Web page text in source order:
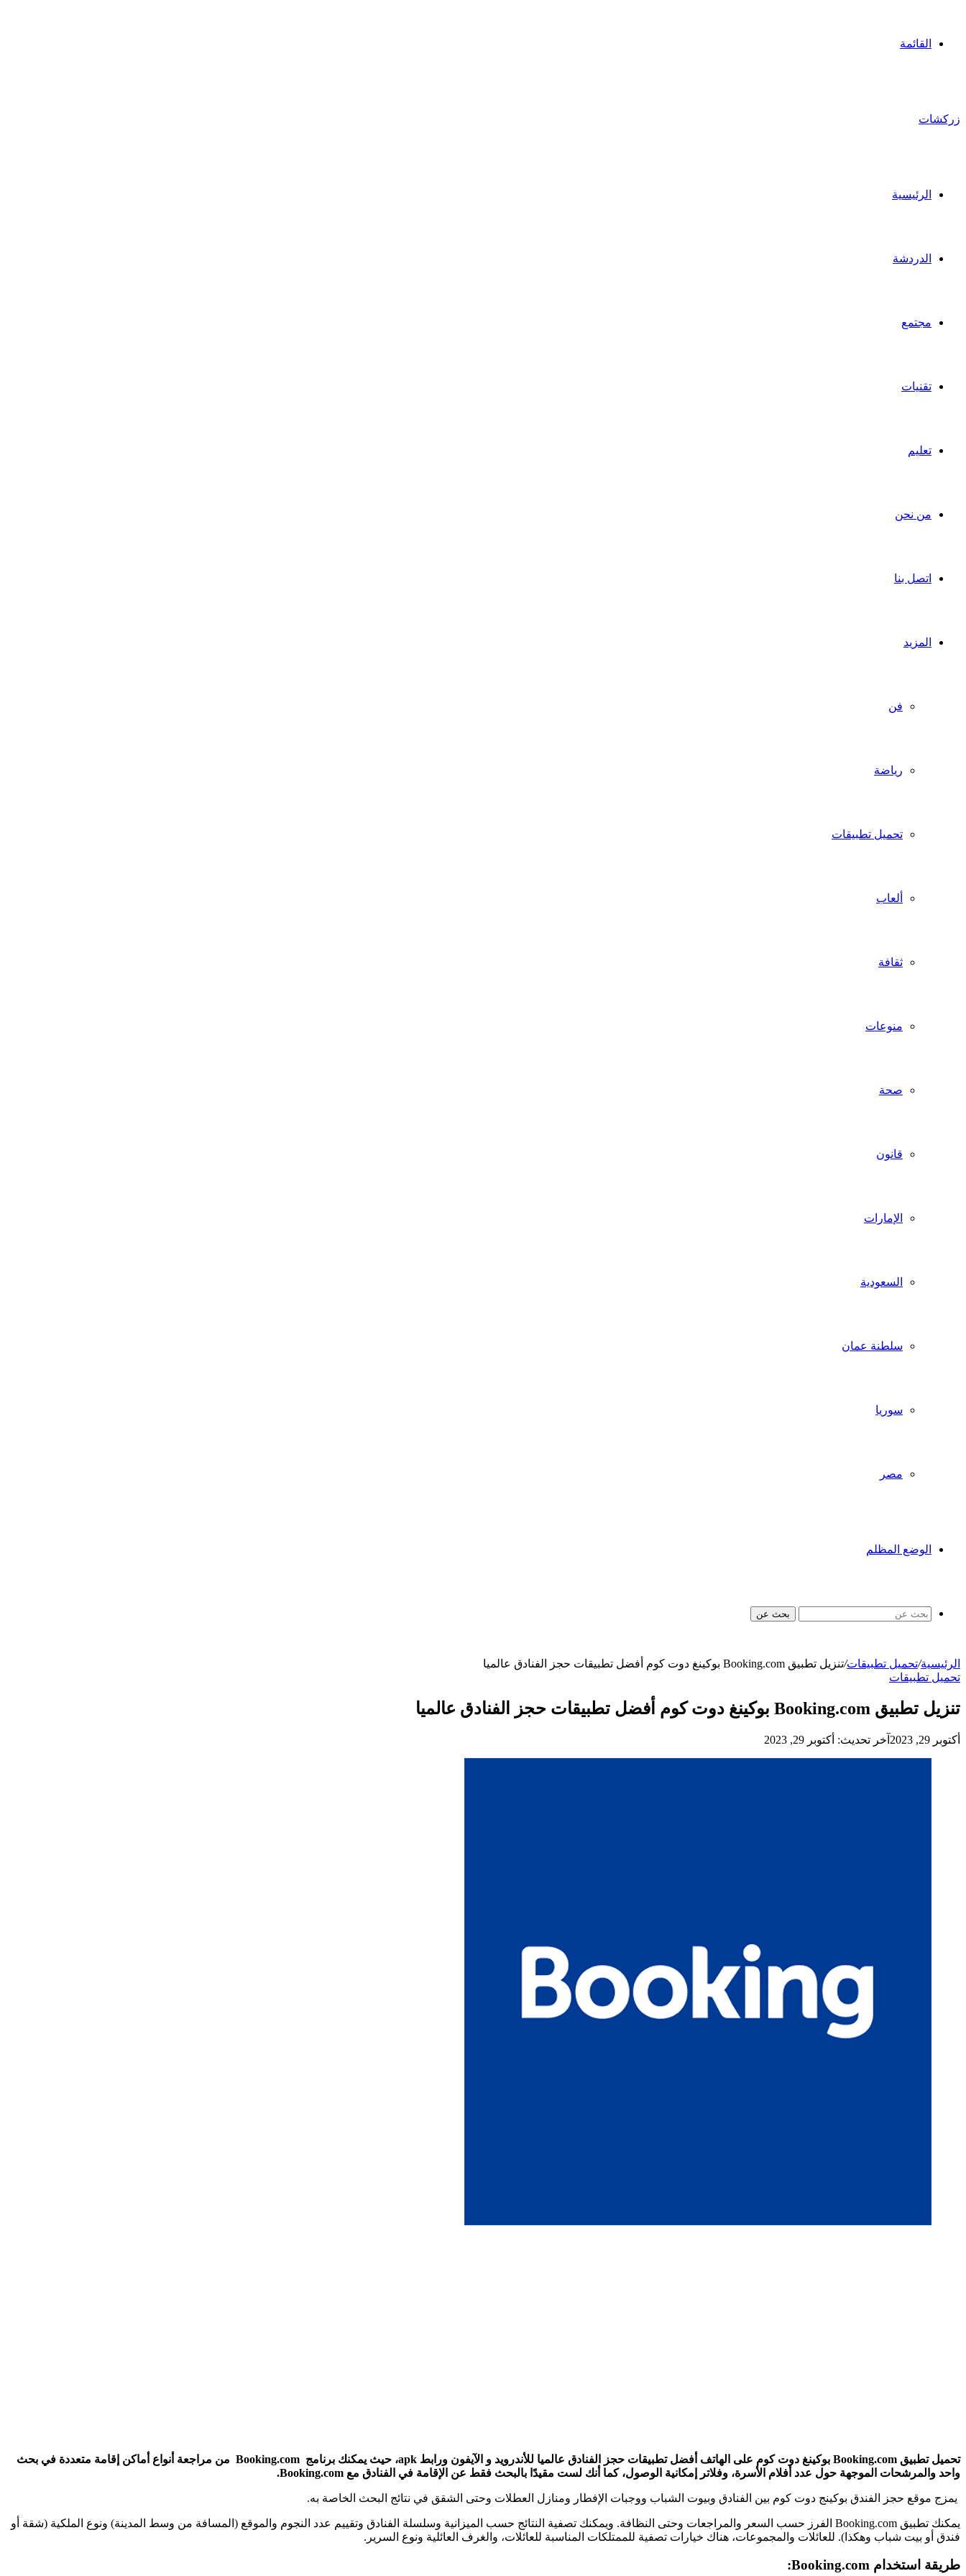
القائمة
زركشات
الرئيسية
الدردشة
مجتمع
تقنيات
تعليم
من نحن
اتصل بنا
المزيد
فن
رياضة
تحميل تطبيقات
ألعاب
ثقافة
منوعات
صحة
قانون
الإمارات
السعودية
سلطنة عمان
سوريا
مصر
الوضع المظلم
بحث عن
الرئيسية/تحميل تطبيقات/تنزيل تطبيق Booking.com بوكينغ دوت كوم أفضل تطبيقات حجز الفنادق عالميا
تحميل تطبيقات
تنزيل تطبيق Booking.com بوكينغ دوت كوم أفضل تطبيقات حجز الفنادق عالميا
أكتوبر 29, 2023 آخر تحديث: أكتوبر 29, 2023
تحميل تطبيق Booking.com بوكينغ دوت كوم على الهاتف أفضل تطبيقات حجز الفنادق عالميا للأندرويد و الآيفون ورابط apk، حيث يمكنك برنامج Booking.com من مراجعة أنواع أماكن إقامة متعددة في بحث
واحد والمرشحات الموجهة حول عدد أفلام الأسرة، وفلاتر إمكانية الوصول، كما أنك لست مقيدًا بالبحث فقط عن الإقامة في الفنادق مع Booking.com.
يمزج موقع حجز الفندق بوكينج دوت كوم بين الفنادق وبيوت الشباب ووجبات الإفطار ومنازل العطلات وحتى الشقق في نتائج البحث الخاصة به.
يمكنك تطبيق Booking.com الفرز حسب السعر والمراجعات وحتى النظافة. ويمكنك تصفية النتائج حسب الميزانية وسلسلة الفنادق وتقييم عدد النجوم والموقع (المسافة من وسط المدينة) ونوع الملكية (شقة أو
فندق أو بيت شباب وهكذا). للعائلات والمجموعات، هناك خيارات تصفية للممتلكات المناسبة للعائلات، والغرف العائلية ونوع السرير.
طريقة استخدام Booking.com: